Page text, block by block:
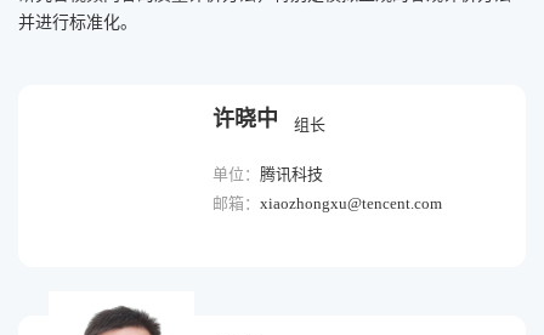
并进行标准化。
许晓中 组长
单位： 腾讯科技
邮箱： xiaozhongxu@tencent.com